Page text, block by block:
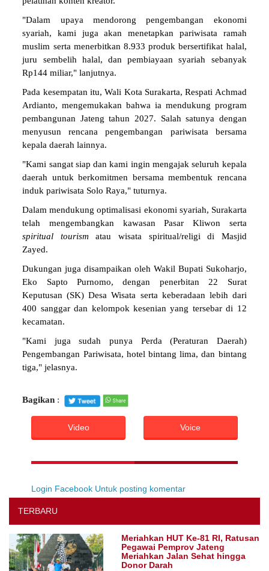
"Dalam upaya mendorong pengembangan ekonomi
syariah, kami juga akan menetapkan pariwisata ramah
muslim serta menerbitkan 8.933 produk bersertifikat halal,
juru sembelih halal, dan pembiayaan syariah sebanyak
Rp144 miliar," lanjutnya.
Pada kesempatan itu, Wali Kota Surakarta, Respati Achmad
Ardianto, mengemukakan bahwa ia mendukung program
pembangunan Jateng tahun 2027. Salah satunya dengan
menyusun rencana pengembangan pariwisata bersama
kepala daerah lainnya.
"Kami sangat siap dan kami ingin mengajak seluruh kepala
daerah untuk berkomitmen bersama membentuk rencana
induk pariwisata Solo Raya," tuturnya.
Dalam mendukung optimalisasi ekonomi syariah, Surakarta
telah mengembangkan kawasan Pasar Kliwon serta
spiritual tourism atau wisata spiritual/religi di Masjid
Zayed.
Dukungan juga disampaikan oleh Wakil Bupati Sukoharjo,
Eko Sapto Purnomo, dengan penerbitan 22 Surat
Keputusan (SK) Desa Wisata serta keberadaan lebih dari
400 sanggar dan kelompok kesenian yang tersebar di 12
kecamatan.
"Kami juga sudah punya Perda (Peraturan Daerah)
Pengembangan Pariwisata, hotel bintang lima, dan bintang
tiga," jelasnya.
Bagikan :
Video Voice
Login Facebook Untuk posting komentar
TERBARU
Meriahkan HUT Ke-81 RI, Ratusan
Pegawai Pemprov Jateng
Meriahkan Jalan Sehat hingga
Donor Darah